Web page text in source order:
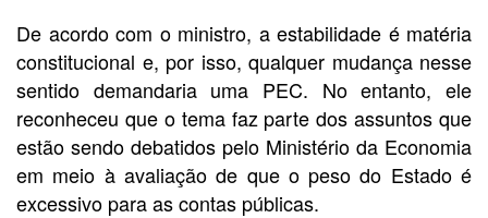
De acordo com o ministro, aestabilidade é matéria
constitucional e, por isso, qualquer mudança nesse
sentido demandaria uma PEC. No entanto, ele
reconheceu que o tema faz parte dos assuntos que
estão sendo debatidos pelo Ministério da Economia
em meio à avaliação de que o peso do Estado é
excessivo para as contas públicas.